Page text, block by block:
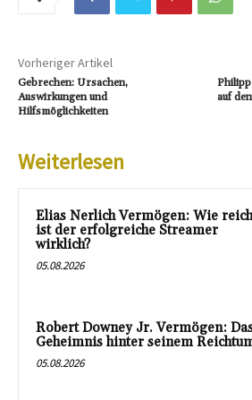
Vorheriger Artikel
Gebrechen: Ursachen,
Auswirkungen und
Hilfsmöglichkeiten
auf
Weiterlesen
Elias Nerlich Vermögen: Wie reich
ist der erfolgreiche Streamer
wirklich?
05.08.2026
Robert Downey Jr. Vermögen:
Geheimnis hinter seinem
05.08.2026